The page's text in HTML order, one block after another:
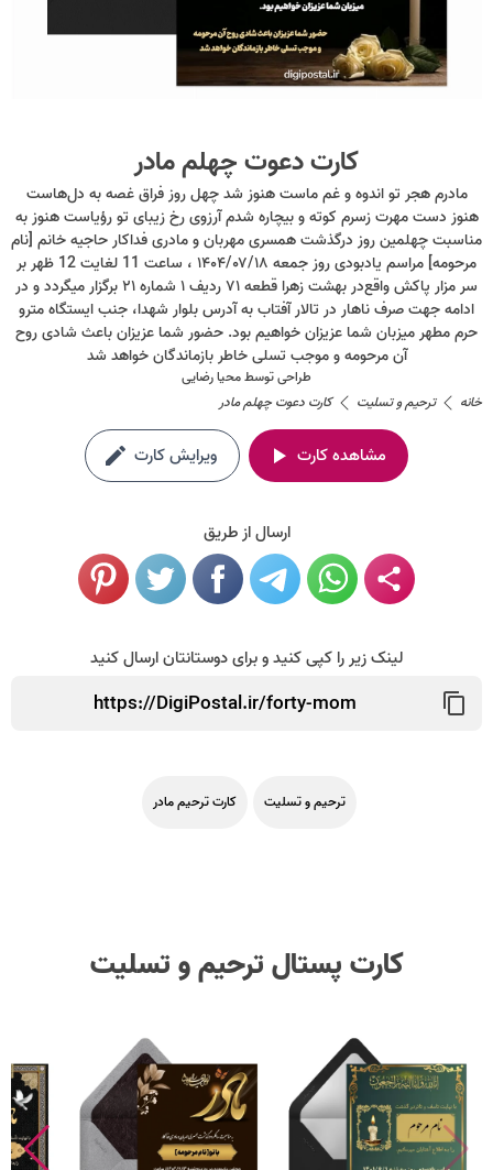
کارت دعوت چهلم مادر
مادرم هجر تو اندوه و غم ماست هنوز شد چهل روز فراق غصه به دل‌هاست
هنوز دست مهرت زسرم کوته و بیچاره شدم آرزوی رخ زیبای تو رؤیاست هنوز به
مناسبت چهلمین روز درگذشت همسری مهربان و مادری فداکار حاجیه خانم [نام
مرحومه] مراسم یادبودی روز جمعه ۱۴۰۴/۰۷/۱۸ ، ساعت 11 لغایت 12 ظهر بر
سر مزار پاکش واقع‌در بهشت زهرا قطعه ۷۱ ردیف ۱ شماره ۲۱ برگزار میگردد و در
ادامه جهت صرف ناهار در تالار آفتاب به آدرس بلوار شهدا، جنب ایستگاه مترو
حرم مطهر میزبان شما عزیزان خواهیم بود. حضور شما عزیزان باعث شادی روح
آن مرحومه و موجب تسلی خاطر بازماندگان خواهد شد
طراحی توسطمحیا رضایی
خانه
ترحیم و تسلیت کارت دعوت چهلم مادر
مشاهده کارت ویرایش کارت
ارسال از طریق
لینک زیر را کپی کنید و برای دوستانتان ارسال کنید
ترحیم و تسلیت کارت ترحیم مادر
کارت پستال ترحیم و تسلیت